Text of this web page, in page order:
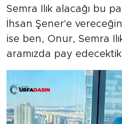
Semra Ilık alacağı bu
İhsan Şener'e
ise ben, Onur, Semra
aramızda pay